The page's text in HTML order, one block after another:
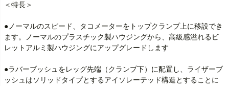
＜特長＞
●ノーマルのスピード、タコメーターをトップクランプ上に移設でき
ます。ノーマルのプラスチック製ハウジングから、高級感溢れるビ
レットアルミ製ハウジングにアップグレードします
●ラバーブッシュをレッグ先端（クランプ下）に配置し、ライザーブ
ッシュはソリッドタイプとするアイソレーテッド構造とすることに